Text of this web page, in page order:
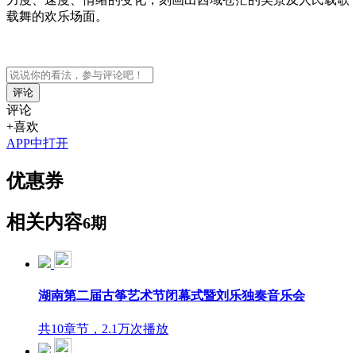
载舞的欢乐场面。
评论
评论
+喜欢
APP中打开
优惠券
相关内容6期
湖南第二届古筝艺术节闭幕式暨刘乐独奏音乐会
共10章节，2.1万次播放